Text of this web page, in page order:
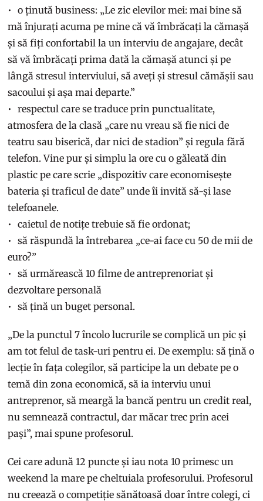
o ținută business: „Le zic elevilor mei: mai bine să
mă înjurați acuma pe mine că vă îmbrăcați la cămașă
și să fiți confortabil la un interviu de angajare, decât
să vă îmbrăcați prima dată la cămașă atunci și pe
lângă stresul interviului, să aveți și stresul cămășii sau
sacoului și așa mai departe.”
respectul care se traduce prin punctualitate,
atmosfera de la clasă „care nu vreau să fie nici de
teatru sau biserică, dar nici de stadion” și regula fără
telefon. Vine pur și simplu la ore cu o găleată din
plastic pe care scrie „dispozitiv care economisește
bateria și traficul de date” unde îi invită să-și lase
telefoanele.
caietul de notițe trebuie să fie ordonat;
să răspundă la întrebarea „ce-ai face cu 50 de mii de
euro?”
să urmărească 10 filme de antreprenoriat și
dezvoltare personală
să țină un buget personal.
„De la punctul 7 încolo lucrurile se complică un pic și
am tot felul de task-uri pentru ei. De exemplu: să țină o
lecție în fața colegilor, să participe la un debate pe o
temă din zona economică, să ia interviu unui
antreprenor, să meargă la bancă pentru un credit real,
nu semnează contractul, dar măcar trec prin acei
pași”, mai spune profesorul.
Cei care adună 12 puncte și iau nota 10 primesc un
weekend la mare pe cheltuiala profesorului. Profesorul
nu creează o competiție sănătoasă doar între colegi, ci